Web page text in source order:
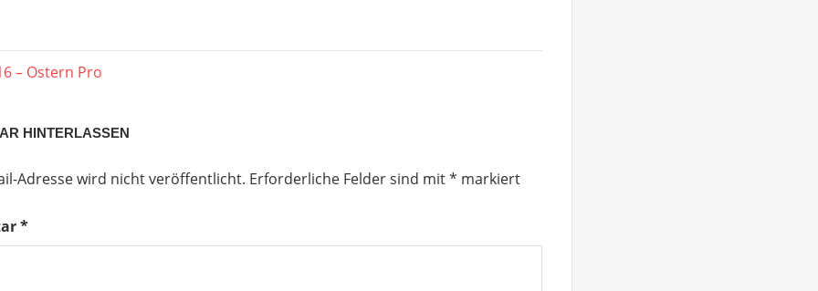
– Ostern Pro
HINTERLASSEN
Adresse wird nicht veröffentlicht. Erforderliche Felder sind mit* markiert
*